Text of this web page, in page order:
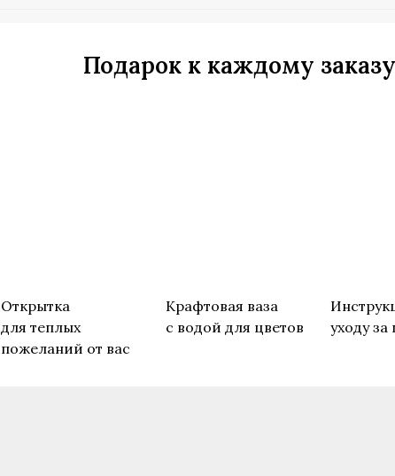
Открытка
для теплых
пожеланий от вас
Крафтовая ваза
с водой для цветов
уходу
Подарок к каждому заказу